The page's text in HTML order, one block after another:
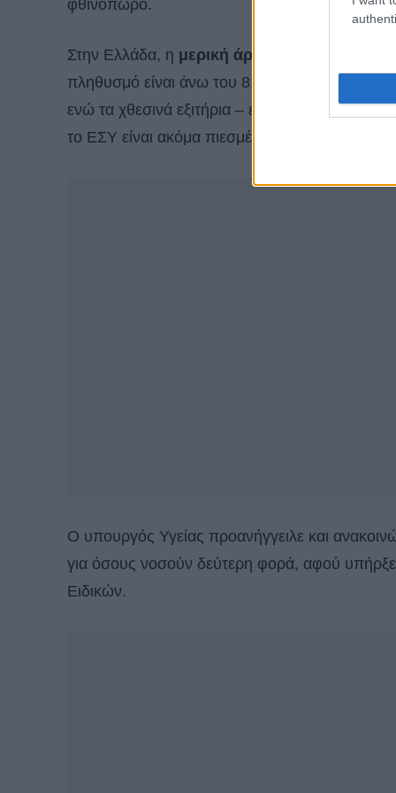
φθινόπωρο.
Στην Ελλάδα, η μερική άρση των μέτρων
πληθυσμό είναι άνω του 81%, οι
ενώ τα χθεσινά εξιτήρια – εισιτήρια στα
το ΕΣΥ είναι ακόμα πιεσμένο, αλλά
Ο υπουργός Υγείας προανήγγειλε και
για όσους νοσούν δεύτερη φορά, αφού
Ειδικών.